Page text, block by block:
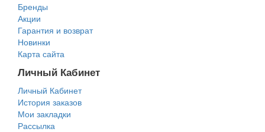
Бренды
Акции
Гарантия и возврат
Новинки
Карта сайта
Личный Кабинет
Личный Кабинет
История заказов
Мои закладки
Рассылка